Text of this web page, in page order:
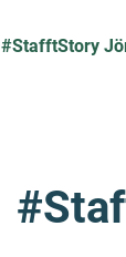
#StafftStory